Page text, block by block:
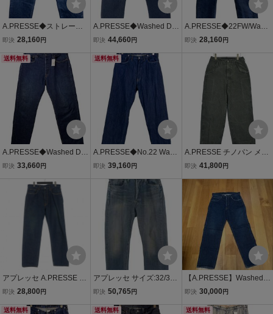
A.PRESSE◆ストレート
パンツ/36/コットン/IDG/2
即決 28,160 円
A.PRESSE◆Washed De
nim Wide Pants/34/デニ
即決 44,660 円
A.PRESSE◆22FW/Wash
ed Denim Pants E/32/コ
H/? NULL ?//
即決 28,160 円
送料無料
A.PRESSE◆Washed De
nim Pants/ボトム/36/デニ
即決 33,660 円
送料無料
A.PRESSE◆No.22 Wash
ed Wide Denim Pants/34/
即決 39,160 円
A.PRESSE チノパン メン
ズ アプレッセ 中古 古着
即決 41,800 円
アプレッセ A.PRESSE ウ
ォッシュド デニムパンツ
23AAP-04-09H メンズ
即決 28,800 円
アプレッセ サイズ:32/30
26SS No.2 Washed Deni
シュ加工ストレートデニ
即決 50,765円
【A.PRESSE】Washed D
enim Pants E アプレッ
即決 30,000 円
送料無料 送料無料 送料無料